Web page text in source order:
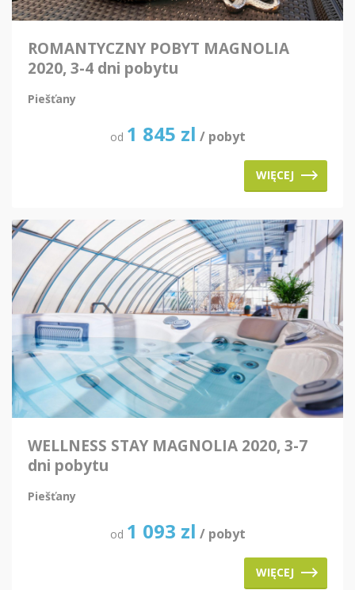
ROMANTYCZNY POBYT MAGNOLIA
2020, 3-4 dni pobytu
Piešťany
od 1 845 zl / pobyt
WIĘCEJ
WELLNESS STAY MAGNOLIA 2020, 3-7
dni pobytu
Piešťany
od 1 093 zl / pobyt
WIĘCEJ